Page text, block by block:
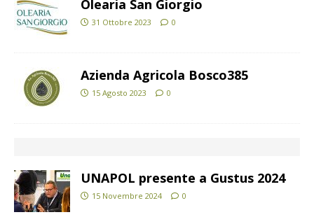
Olearia San Giorgio
31 Ottobre 2023 0
Azienda Agricola Bosco385
15 Agosto 2023 0
UNAPOL presente a Gustus 2024
15 Novembre 2024 0